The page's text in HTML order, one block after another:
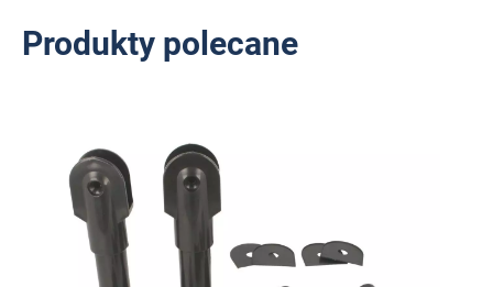
Produkty polecane